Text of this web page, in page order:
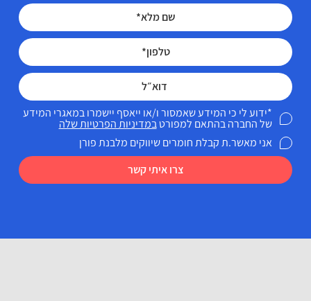
צרו איתי קשר
*ידוע לי כי המידע שאמסור ו/או ייאסף יישמרו במאגרי המידע
של החברה בהתאם למפורטבמדיניות הפרטיות שלה
אני מאשר.ת קבלת חומרים שיווקים מלבנת פורן